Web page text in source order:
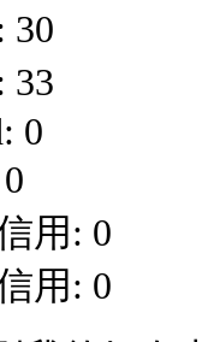
30
33
0
用: 0
用: 0